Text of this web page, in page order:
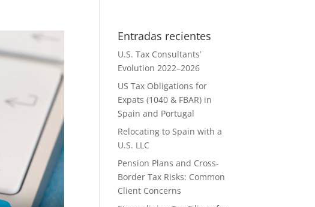
Entradas recientes
U.S. Tax Consultants’
Evolution 2022–2026
US Tax Obligations for
Expats (1040 & FBAR) in
Spain and Portugal
Relocating to Spain with a
U.S. LLC
Pension Plans and Cross-
Border Tax Risks: Common
Client Concerns